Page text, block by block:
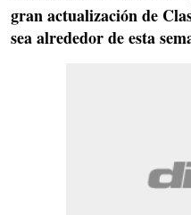
gran actualización de
sea alrededor de esta